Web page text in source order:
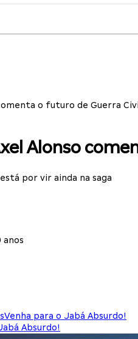
o futuro de Guerra
Alonso
por vir ainda na saga
anos
Venha para o Jabá Absurdo!
Absurdo!